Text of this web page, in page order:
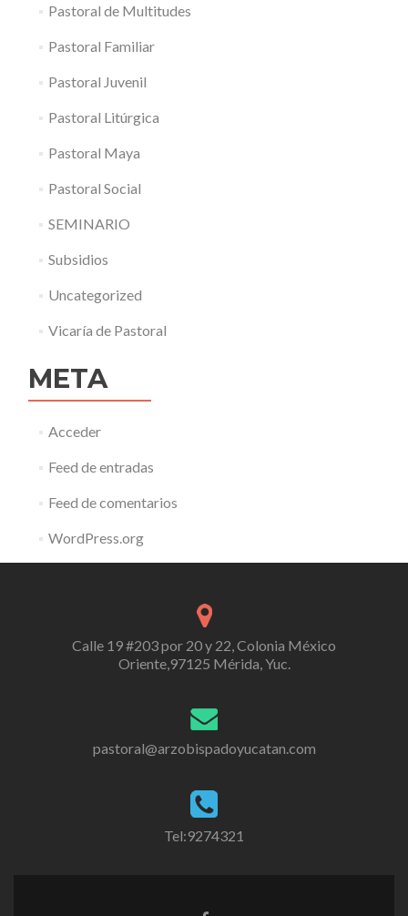
Pastoral de Multitudes
Pastoral Familiar
Pastoral Juvenil
Pastoral Litúrgica
Pastoral Maya
Pastoral Social
SEMINARIO
Subsidios
Uncategorized
Vicaría de Pastoral
META
Acceder
Feed de entradas
Feed de comentarios
WordPress.org
Calle 19 #203 por 20 y 22, Colonia México
Oriente,97125 Mérida, Yuc.
pastoral@arzobispadoyucatan.com
Tel:9274321